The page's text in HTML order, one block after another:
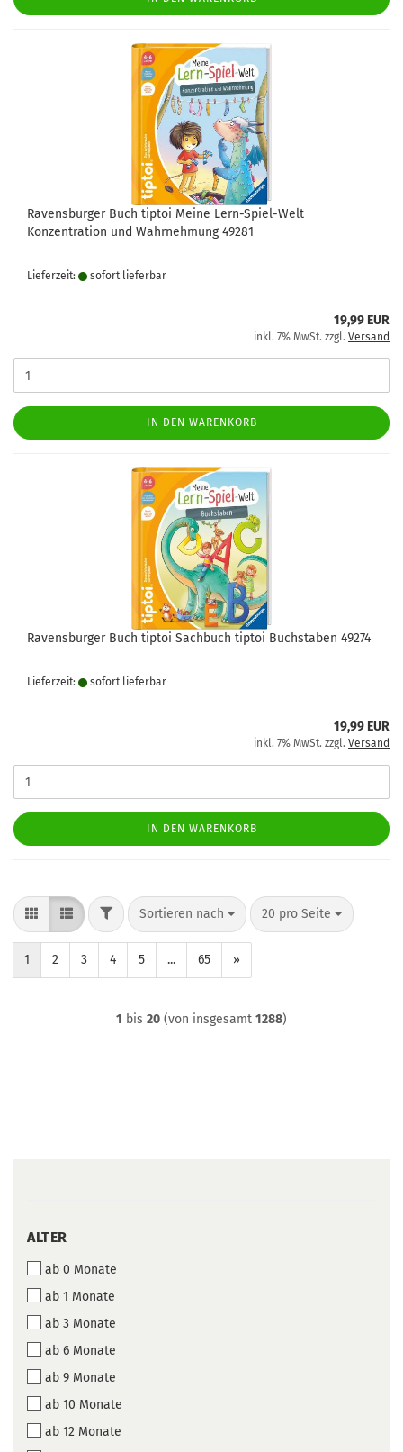
Ravensburger Buch tiptoi Meine Lern-Spiel-Welt
Konzentration und Wahrnehmung 49281
Lieferzeit: sofort lie­fer­bar
19,99 EUR
inkl. 7% MwSt. zzgl. Versand
IN DEN WARENKORB
Ravensburger Buch tiptoi Sachbuch tiptoi Buchstaben 49274
Lieferzeit: sofort lie­fer­bar
19,99 EUR
inkl. 7% MwSt. zzgl. Versand
IN DEN WARENKORB
FILTERSortieren nach
Sortieren nach 20 pro Seite
pro Seite
1 2 3 4 5 ... 65 »
1 bis 20 (von insgesamt 1288)
ALTER
ALTER
ab 0 Monate
ab 1 Monate
ab 3 Monate
ab 6 Monate
ab 9 Monate
ab 10 Monate
ab 12 Monate